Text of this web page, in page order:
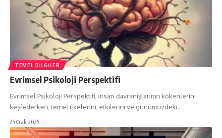
TEMEL BILGILER
Evrimsel Psikoloji Perspektifi
Evrimsel Psikoloji Perspektifi, insan davranışlarının kökenlerini
keşfederken, temel ilkelerini, etkilerini ve günümüzdeki…
25 Ocak 2025